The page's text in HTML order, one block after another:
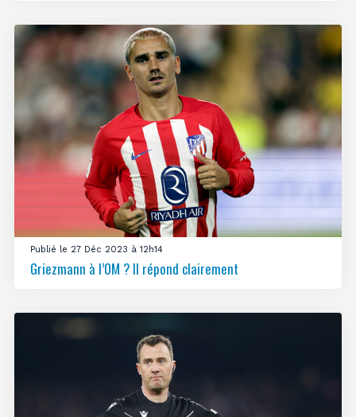
Publié le 27 Déc 2023 à 12h14
Griezmann à l’OM ? Il répond clairement